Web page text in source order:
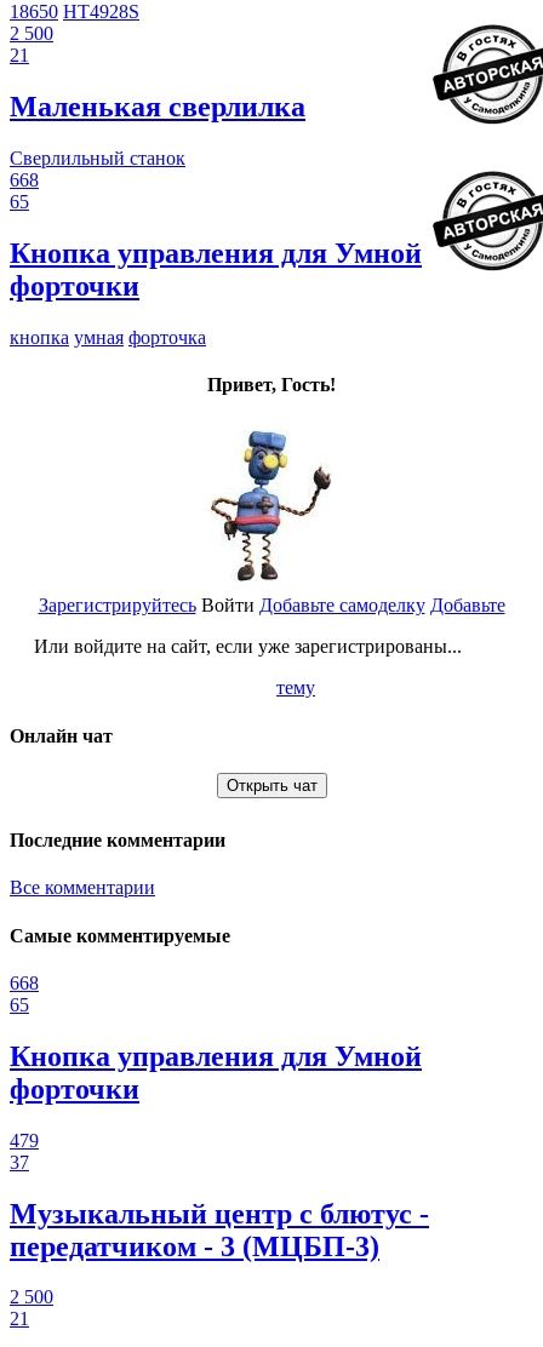
18650 HT4928S
2 500
21
Маленькая сверлилка
Сверлильный станок
668
65
Кнопка управления для Умной
форточки
кнопка умная форточка
Привет, Гость!
Зарегистрируйтесь
Или войдите на сайт, если уже зарегистрированы...
Войти Добавьте самоделку Добавьте
тему
Онлайн чат
Открыть чат
Последние комментарии
Все комментарии
Самые комментируемые
668
65
Кнопка управления для Умной
форточки
479
37
Музыкальный центр с блютус -
передатчиком - 3 (МЦБП-3)
2 500
21